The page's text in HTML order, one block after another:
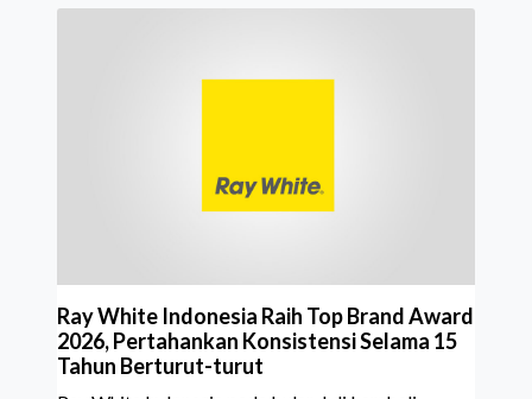
Ray White Indonesia Raih Top Brand Award
2026, Pertahankan Konsistensi Selama 15
Tahun Berturut-turut